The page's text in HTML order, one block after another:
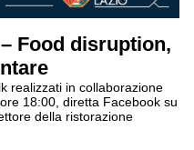
Food disruption,
realizzati in collaborazione
18:00, diretta Facebook su
della ristorazione